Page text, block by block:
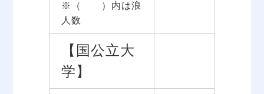
※（ ）内は浪
人数
【国公立大
学】